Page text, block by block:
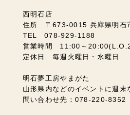
西明石店
住所 〒673-0015 兵庫県明石
TEL 078-929-1188
営業時間 11:00～
定休日 毎週火曜日・水曜日
明石夢工房やまがた
山形県内などのイベントに週末
問い合わせ先：078-220-8352